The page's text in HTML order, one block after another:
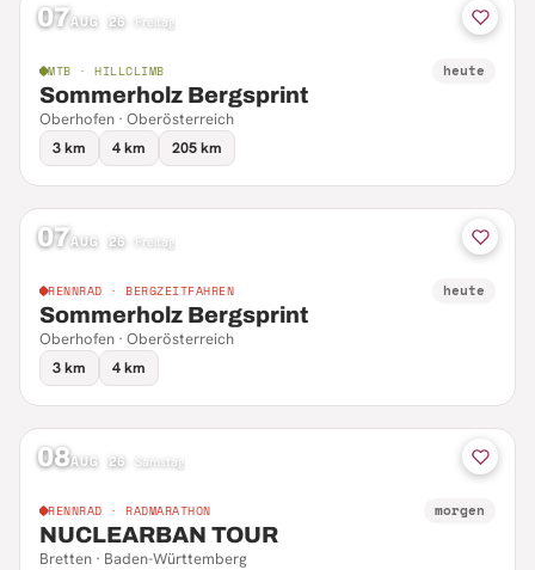
07AUG 26 Freitag
MTB · HILLCLIMB heute
Sommerholz Bergsprint
Oberhofen · Oberösterreich
3 km
4 km 205 km
07AUG 26 Freitag
RENNRAD · BERGZEITFAHREN heute
Sommerholz Bergsprint
Oberhofen · Oberösterreich
3 km
4 km
08AUG 26 Samstag
RENNRAD · RADMARATHON morgen
NUCLEARBAN TOUR
Bretten · Baden-Württemberg